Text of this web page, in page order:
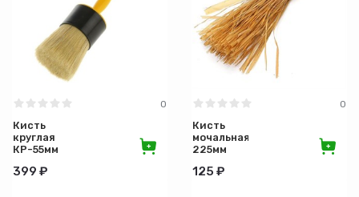
0
Кисть
круглая
КР-55мм
ЖЁЛТАЯ
399 ₽
0
Кисть
мочальная
225мм
125 ₽